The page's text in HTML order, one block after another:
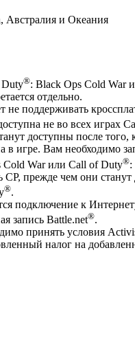
и Океания
Duty®: Black Ops Cold War
отдельно.
не поддерживать
не во всех играх
доступны после того,
в игре. Вам необходимо
Cold War или Call of Duty®:
CP, прежде чем они
®.
подключение к
запись Battle.net®.
принять условия
налог на